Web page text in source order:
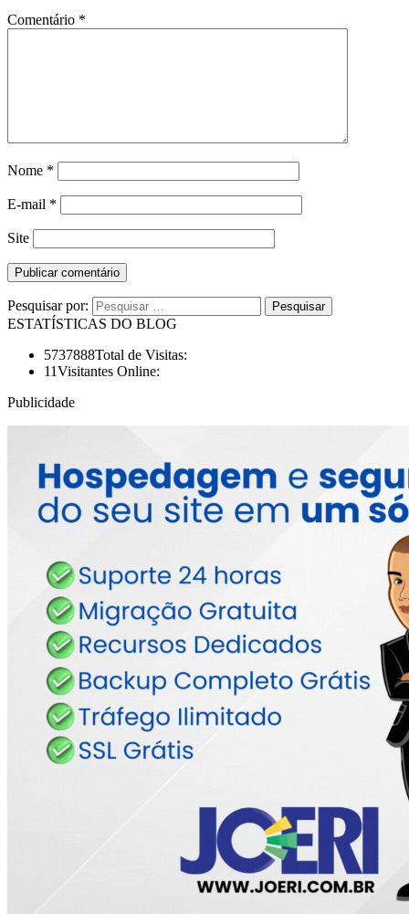
Comentário *
Nome *
E-mail *
Site
Pesquisar por:
ESTATÍSTICAS DO BLOG
5737888Total de Visitas:
11Visitantes Online:
Publicidade